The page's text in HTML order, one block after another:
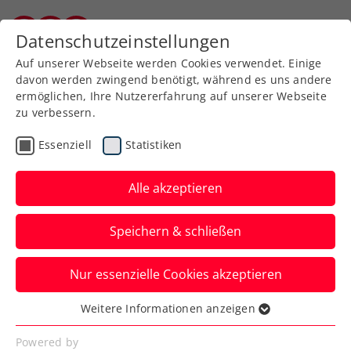
Zurück zur Newsübersicht
WTA
Australian Open: Lösbare
Aufgabe für Grabher im
Hauptfeld
Das ÖTV-Ass bekommt es in Melbourne
in der ersten Runde mit Xiyu Wang zu tun.
Verfasst von: Manuel Wachta, 09.01.2025
Datenschutzeinstellungen
Auf unserer Webseite werden Cookies verwendet. Einige
davon werden zwingend benötigt, während es uns andere
ermöglichen, Ihre Nutzererfahrung auf unserer Webseite
zu verbessern.
Essenziell Statistiken
Alle akzeptieren
Speichern & schließen
Nur essenzielle Cookies akzeptieren
Essenziell
Essenzielle Cookies werden für grundlegende
Weitere Informationen anzeigen
Powered by